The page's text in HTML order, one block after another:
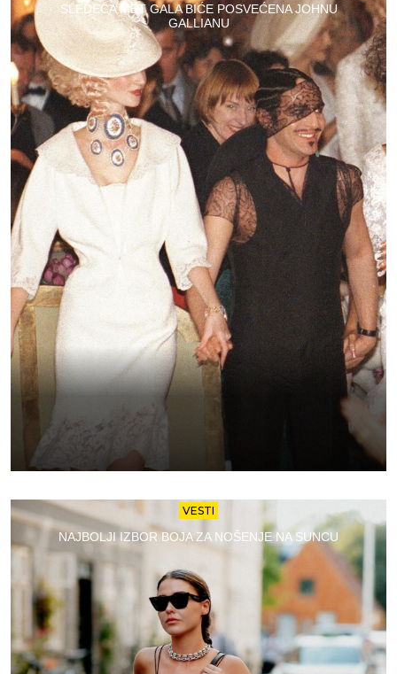
SLEDEĆA MET GALA BIĆE POSVEĆENA JOHNU
GALLIANU
VESTI
NAJBOLJI IZBOR BOJA ZA NOŠENJE NA SUNCU